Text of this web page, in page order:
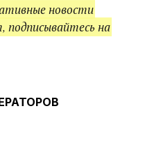
новости
подписывайтесь на